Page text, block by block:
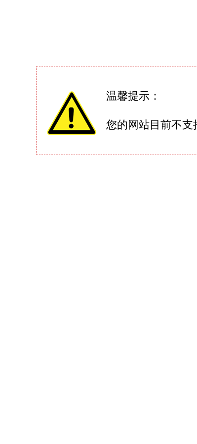
温馨提示：
您的网站目前不